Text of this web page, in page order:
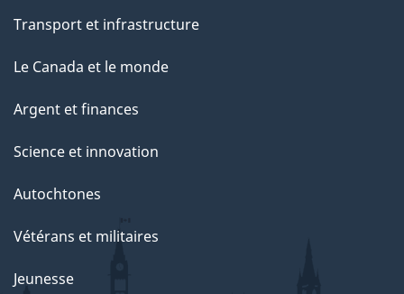
Transport et infrastructure
Le Canada et le monde
Argent et finances
Science et innovation
Autochtones
Vétérans et militaires
Jeunesse